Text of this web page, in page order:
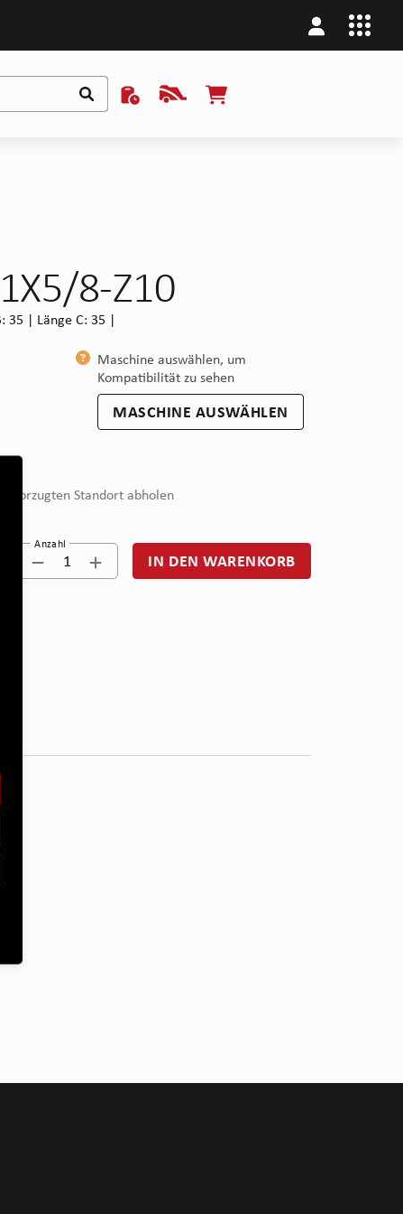
8-Z10
35 | Länge C: 35 |
Maschine auswählen, um
Kompatibilität zu sehen
MASCHINE AUSWÄHLEN
Standort abholen
Anzahl
1 IN DEN WARENKORB